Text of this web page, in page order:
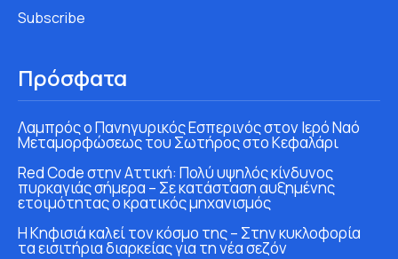
Subscribe
Πρόσφατα
Λαμπρός ο Πανηγυρικός Εσπερινός στον Ιερό Ναό
Μεταμορφώσεως του Σωτήρος στο Κεφαλάρι
Red Code στην Αττική: Πολύ υψηλός κίνδυνος
πυρκαγιάς σήμερα – Σε κατάσταση αυξημένης
ετοιμότητας ο κρατικός μηχανισμός
Η Κηφισιά καλεί τον κόσμο της – Στην κυκλοφορία
τα εισιτήρια διαρκείας για τη νέα σεζόν